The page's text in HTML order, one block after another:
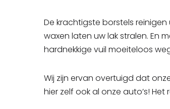
De krachtigste borstels
waxen laten uw lak stralen. En
hardnekkige vuil moeiteloos
Wij zijn ervan overtuigd dat
hier zelf ook al onze auto’s!